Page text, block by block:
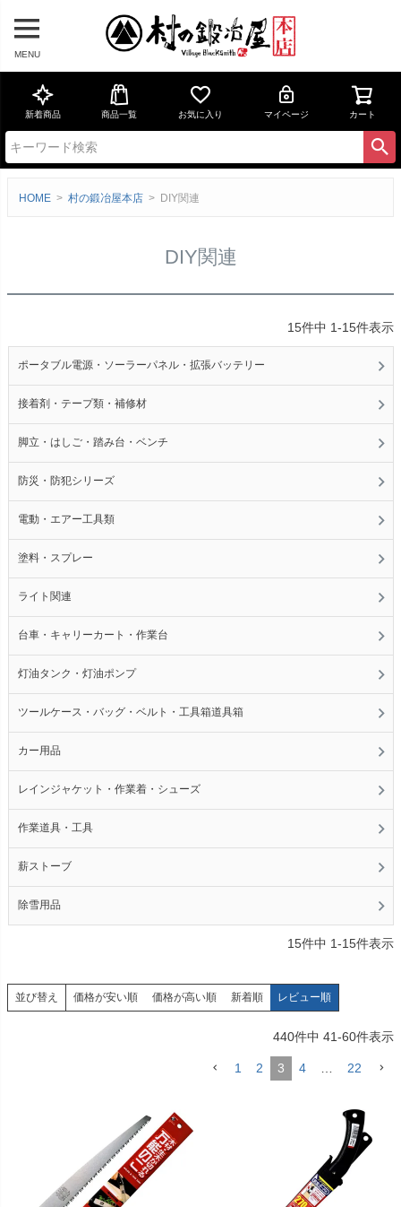
MENU
新着商品 商品一覧 お気に入り マイページ カート
HOME 村の鍛冶屋本店 DIY関連
DIY関連
15件中 1-15件表示
ポータブル電源・ソーラーパネル・拡張バッテリー
接着剤・テープ類・補修材
脚立・はしご・踏み台・ベンチ
防災・防犯シリーズ
電動・エアー工具類
塗料・スプレー
ライト関連
台車・キャリーカート・作業台
灯油タンク・灯油ポンプ
ツールケース・バッグ・ベルト・工具箱道具箱
カー用品
レインジャケット・作業着・シューズ
作業道具・工具
薪ストーブ
除雪用品
15件中 1-15件表示
並び替え 価格が安い順 価格が高い順 新着順 レビュー順
440件中 41-60件表示
1 2 3 4 22